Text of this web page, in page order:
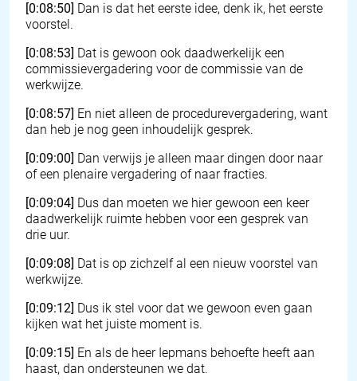
[0:08:50] Dan is dat het eerste idee, denk ik, het eerste
voorstel.
[0:08:53] Dat is gewoon ook daadwerkelijk een
commissievergadering voor de commissie van de
werkwijze.
[0:08:57] En niet alleen de procedurevergadering, want
dan heb je nog geen inhoudelijk gesprek.
[0:09:00] Dan verwijs je alleen maar dingen door naar
of een plenaire vergadering of naar fracties.
[0:09:04] Dus dan moeten we hier gewoon een keer
daadwerkelijk ruimte hebben voor een gesprek van
drie uur.
[0:09:08] Dat is op zichzelf al een nieuw voorstel van
werkwijze.
[0:09:12] Dus ik stel voor dat we gewoon even gaan
kijken wat het juiste moment is.
[0:09:15] En als de heer Iepmans behoefte heeft aan
haast, dan ondersteunen we dat.